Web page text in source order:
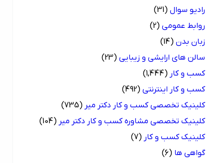
رادیو سوال (31)
روابط عمومی (2)
زبان بدن (14)
سالن های ارایشی و زیبایی (23)
کسب و کار (1,444)
کسب و کار اینترنتی (492)
کلینیک تخصصی کسب و کار دکتر میر (735)
کلینیک تخصصی مشاوره کسب و کار دکتر میر (104)
کلینیک کسب و کار (7)
گواهی ها (6)